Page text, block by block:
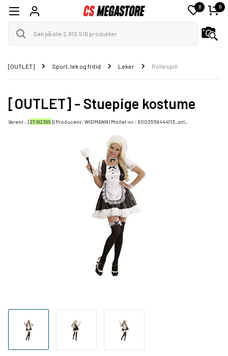
0 0
[OUTLET] Sport, lek og fritid Leker Rollespill
[OUTLET] - Stuepige kostume
Varenr.: [25182389] | Producent: WIDMANN | Model-nr.: 8003558444113_otl_